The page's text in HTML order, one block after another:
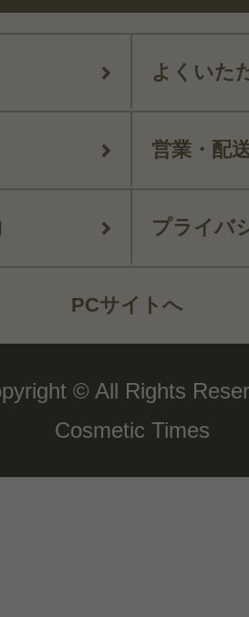
よくいた
営業・配
プライバ
PCサイトへ
© All Rights
Cosmetic Times